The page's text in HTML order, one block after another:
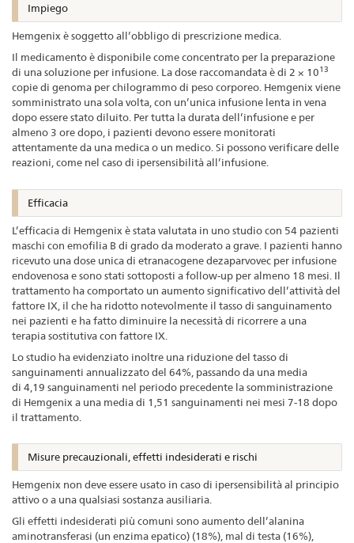
Impiego
Hemgenix è soggetto all’obbligo di prescrizione medica.
Il medicamento è disponibile come concentrato per la preparazione
di una soluzione per infusione. La dose raccomandata è di 2 × 1013
copie di genoma per chilogrammo di peso corporeo. Hemgenix viene
somministrato una sola volta, con un’unica infusione lenta in vena
dopo essere stato diluito. Per tutta la durata dell’infusione e per
almeno 3 ore dopo, i pazienti devono essere monitorati
attentamente da una medica o un medico. Si possono verificare delle
reazioni, come nel caso di ipersensibilità all’infusione.
Efficacia
L’efficacia di Hemgenix è stata valutata in uno studio con 54 pazienti
maschi con emofilia B di grado da moderato a grave. I pazienti hanno
ricevuto una dose unica di etranacogene dezaparvovec per infusione
endovenosa e sono stati sottoposti a follow-up per almeno 18 mesi. Il
trattamento ha comportato un aumento significativo dell’attività del
fattore IX, il che ha ridotto notevolmente il tasso di sanguinamento
nei pazienti e ha fatto diminuire la necessità di ricorrere a una
terapia sostitutiva con fattore IX.
Lo studio ha evidenziato inoltre una riduzione del tasso di
sanguinamenti annualizzato del 64%, passando da una media
di 4,19 sanguinamenti nel periodo precedente la somministrazione
di Hemgenix a una media di 1,51 sanguinamenti nei mesi 7-18 dopo
il trattamento.
Misure precauzionali, effetti indesiderati e rischi
Hemgenix non deve essere usato in caso di ipersensibilità al principio
attivo o a una qualsiasi sostanza ausiliaria.
Gli effetti indesiderati più comuni sono aumento dell’alanina
aminotransferasi (un enzima epatico) (18%), mal di testa (16%),